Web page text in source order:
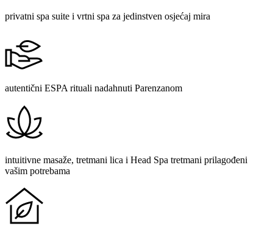
privatni spa suite i vrtni spa za jedinstven osjećaj mira
autentični ESPA rituali nadahnuti Parenzanom
intuitivne masaže, tretmani lica i Head Spa tretmani prilagođeni
vašim potrebama